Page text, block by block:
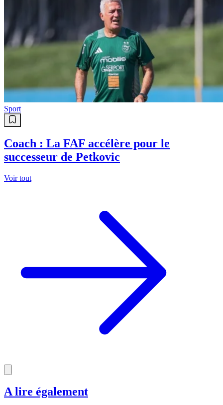
Sport
Coach : La FAF accélère pour le
successeur de Petkovic
Voir tout
A lire également